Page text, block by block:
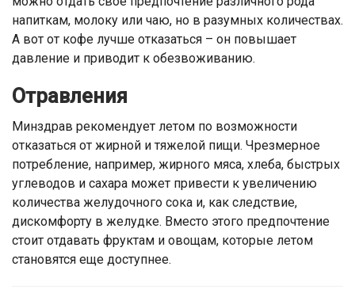
напиткам, молоку или чаю, но в разумных количествах.
А вот от кофе лучше отказаться – он повышает
давление и приводит к обезвоживанию.
Отравления
Минздрав рекомендует летом по возможности
отказаться от жирной и тяжелой пищи. Чрезмерное
потребление, например, жирного мяса, хлеба, быстрых
углеводов и сахара может привести к увеличению
количества желудочного сока и, как следствие,
дискомфорту в желудке. Вместо этого предпочтение
стоит отдавать фруктам и овощам, которые летом
становятся еще доступнее.